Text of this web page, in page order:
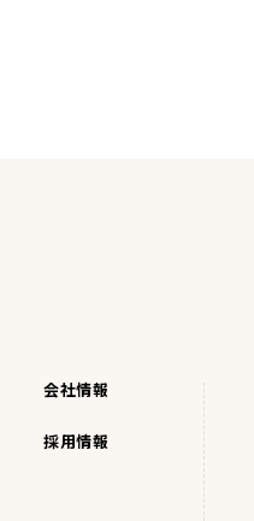
会社情報
採用情報